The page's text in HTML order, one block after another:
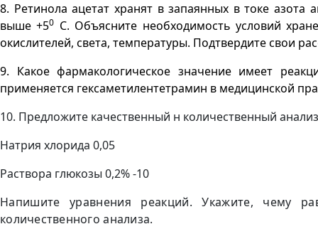
8. Ретинола ацетат хранят в запаянных в токе
выше +50 С. Объясните необходимость условий
окислителей, света, температуры. Подтвердите свои
9. Какое фармакологическое значение имеет
применяется гексаметилентетрамин в медицинской
10. Предложите качественный н количественный
Натрия хлорида 0,05
Раствора глюкозы 0,2% -10
Напишите уравнения реакций. Укажите, чему
количественного анализа.